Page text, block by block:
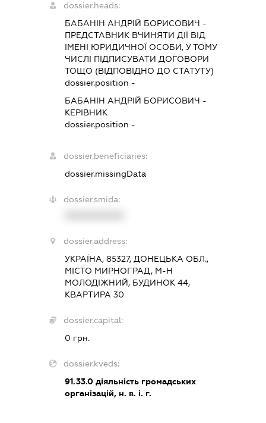
dossier.heads:
БАБАНІН АНДРІЙ БОРИСОВИЧ -
ПРЕДСТАВНИК ВЧИНЯТИ ДІЇ ВІД
ІМЕНІ ЮРИДИЧНОЇ ОСОБИ, У ТОМУ
ЧИСЛІ ПІДПИСУВАТИ ДОГОВОРИ
ТОЩО (ВІДПОВІДНО ДО СТАТУТУ)
dossier.position -
БАБАНІН АНДРІЙ БОРИСОВИЧ -
КЕРІВНИК
dossier.position -
dossier.beneficiaries:
dossier.missingData
dossier.smida:
dossier.address:
УКРАЇНА, 85327, ДОНЕЦЬКА ОБЛ.,
МІСТО МИРНОГРАД, М-Н
МОЛОДІЖНИЙ, БУДИНОК 44,
КВАРТИРА 30
dossier.capital:
0 грн.
dossier.kveds:
91.33.0 діяльність громадських
організацій, н. в. і. г.